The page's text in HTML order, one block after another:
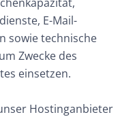
E-Mail-
sowie technische
Zwecke des
einsetzen.
Hostinganbieter